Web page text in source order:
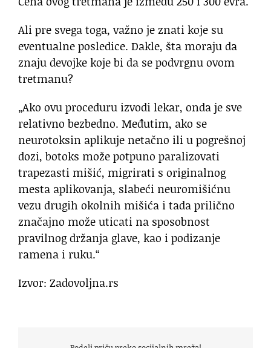
Ali pre svega toga, važno je znati koje su
eventualne posledice. Dakle, šta moraju da
znaju devojke koje bi da se podvrgnu ovom
tretmanu?
„Ako ovu proceduru izvodi lekar, onda je sve
relativno bezbedno. Međutim, ako se
neurotoksin aplikuje netačno ili u pogrešnoj
dozi, botoks može potpuno paralizovati
trapezasti mišić, migrirati s originalnog
mesta aplikovanja, slabeći neuromišićnu
vezu drugih okolnih mišića i tada prilično
značajno može uticati na sposobnost
pravilnog držanja glave, kao i podizanje
ramena i ruku.“
Izvor: Zadovoljna.rs